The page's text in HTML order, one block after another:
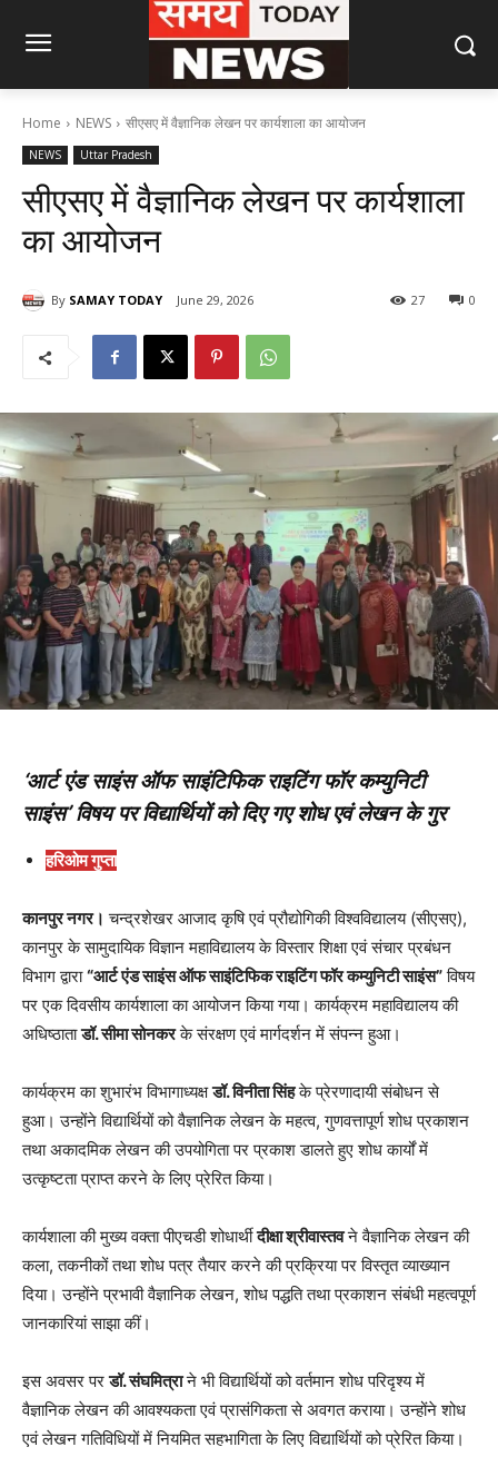
Home NEWS सीएसए में वैज्ञानिक लेखन पर कार्यशाला का आयोजन
NEWS Uttar Pradesh
सीएसए में वैज्ञानिक लेखन पर कार्यशाला
का आयोजन
By SAMAY TODAY June 29, 2026 0
27
‘आर्ट एंड साइंस ऑफ साइंटिफिक राइटिंग फॉर कम्युनिटी
साइंस’ विषय पर विद्यार्थियों को दिए गए शोध एवं लेखन के गुर
हरिओम गुप्ता
कानपुर नगर। चन्द्रशेखर आजाद कृषि एवं प्रौद्योगिकी विश्वविद्यालय (सीएसए),
कानपुर के सामुदायिक विज्ञान महाविद्यालय के विस्तार शिक्षा एवं संचार प्रबंधन
विभाग द्वारा“आर्ट एंड साइंस ऑफ साइंटिफिक राइटिंग फॉर कम्युनिटी साइंस”विषय
पर एक दिवसीय कार्यशाला का आयोजन किया गया। कार्यक्रम महाविद्यालय की
अधिष्ठाताडॉ. सीमा सोनकरके संरक्षण एवं मार्गदर्शन में संपन्न हुआ।
कार्यक्रम का शुभारंभ विभागाध्यक्षडॉ. विनीता सिंहके प्रेरणादायी संबोधन से
हुआ। उन्होंने विद्यार्थियों को वैज्ञानिक लेखन के महत्व, गुणवत्तापूर्ण शोध प्रकाशन
तथा अकादमिक लेखन की उपयोगिता पर प्रकाश डालते हुए शोध कार्यों में
उत्कृष्टता प्राप्त करने के लिए प्रेरित किया।
कार्यशाला की मुख्य वक्ता पीएचडी शोधार्थीदीक्षा श्रीवास्तवने वैज्ञानिक लेखन की
कला, तकनीकों तथा शोध पत्र तैयार करने की प्रक्रिया पर विस्तृत व्याख्यान
दिया। उन्होंने प्रभावी वैज्ञानिक लेखन, शोध पद्धति तथा प्रकाशन संबंधी महत्वपूर्ण
जानकारियां साझा कीं।
इस अवसर परडॉ. संघमित्राने भी विद्यार्थियों को वर्तमान शोध परिदृश्य में
वैज्ञानिक लेखन की आवश्यकता एवं प्रासंगिकता से अवगत कराया। उन्होंने शोध
एवं लेखन गतिविधियों में नियमित सहभागिता के लिए विद्यार्थियों को प्रेरित किया।